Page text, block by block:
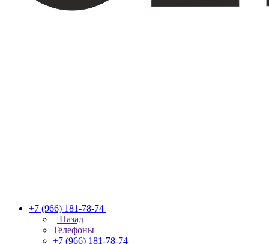
+7 (966) 181-78-74
Назад
Телефоны
+7 (966) 181-78-74